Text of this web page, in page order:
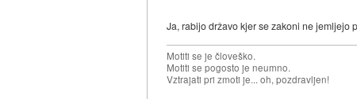
Ja, rabijo državo kjer se zakoni ne jemljejo
Motiti se je človeško.
Motiti se pogosto je neumno.
Vztrajati pri zmoti je... oh, pozdravljen!